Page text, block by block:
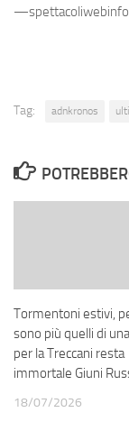
Tag: adnkronos
Tormentoni estivi,
sono più quelli di
per la Treccani resta
immortale Giuni
18/07/2026